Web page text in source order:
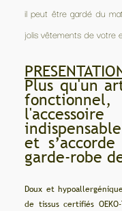
il peut être gardé du
jolis vêtements de votre
Plus qu'un
indispensable
et
garde-robe
Doux et
de tissus certifiés